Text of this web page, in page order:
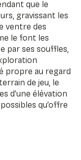
que le
gravissant les
ventre des
le font les
par ses souffles,
propre au regard
de jeu, le
d’une élévation
qu’offre